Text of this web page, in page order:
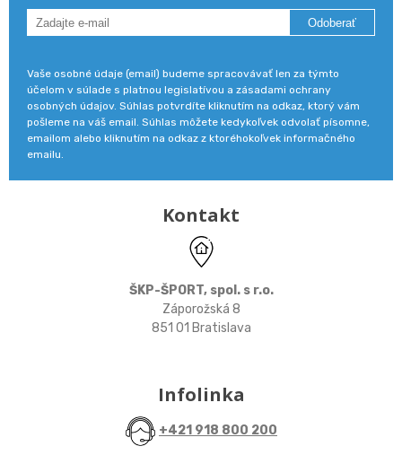
Odoberať
Vaše osobné údaje (email) budeme spracovávať len za týmto
účelom v súlade s platnou legislatívou a zásadami ochrany
osobných údajov. Súhlas potvrdíte kliknutím na odkaz, ktorý vám
pošleme na váš email. Súhlas môžete kedykoľvek odvolať písomne,
emailom alebo kliknutím na odkaz z ktoréhokoľvek informačného
emailu.
Kontakt
ŠKP-ŠPORT, spol. s r.o.
Záporožská 8
851 01 Bratislava
Infolinka
+421 918 800 200